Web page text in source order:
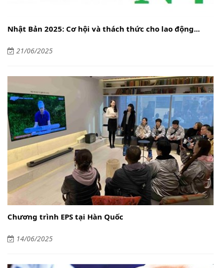
Nhật Bản 2025: Cơ hội và thách thức cho lao động...
21/06/2025
Chương trình EPS tại Hàn Quốc
14/06/2025